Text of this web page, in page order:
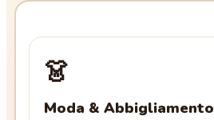
👗
Moda & Abbigliamento